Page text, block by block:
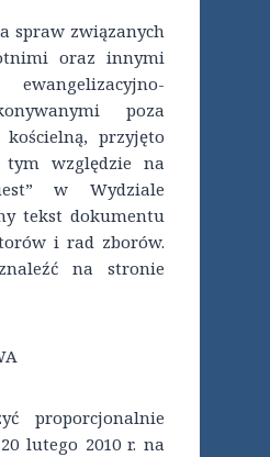
spraw związanych
oraz innymi
poza
przyjęto
względzie na
w Wydziale
tekst dokumentu
i rad zborów.
na stronie
proporcjonalnie
lutego 2010 r. na